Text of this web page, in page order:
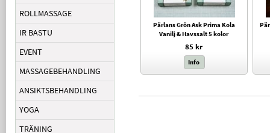
ROLLMASSAGE
IR BASTU
EVENT
MASSAGEBEHANDLING
ANSIKTSBEHANDLING
YOGA
TRÄNING
Pärlans Grön Ask Prima Kola
Vanilj & Havssalt 5 kolor
85 kr
Info